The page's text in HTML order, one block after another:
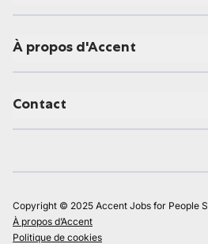
À propos d'Accent
Contact
Copyright © 2025 Accent Jobs for People
À propos d’Accent
Politique de cookies